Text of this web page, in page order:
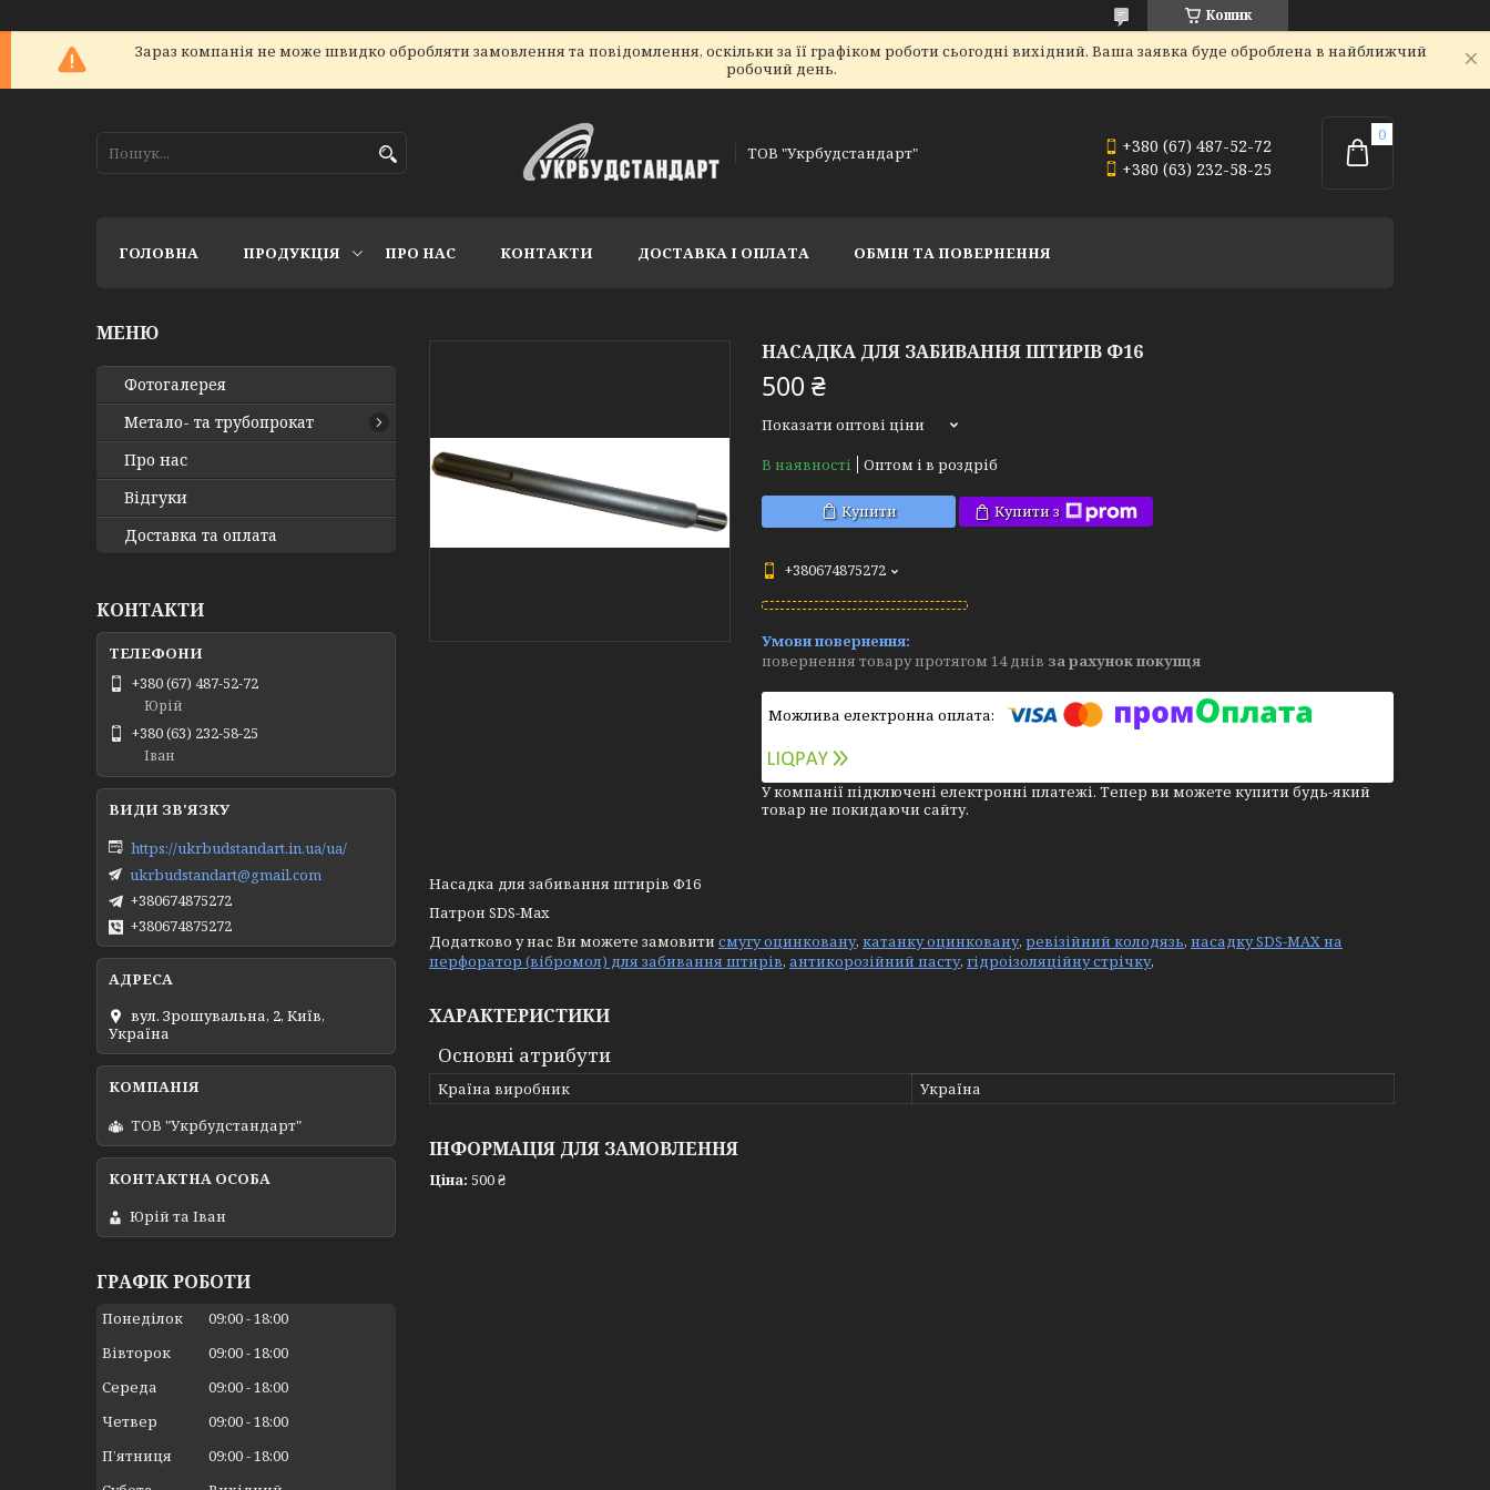
Кошик
Зараз компанія не може швидко обробляти замовлення та повідомлення, оскільки за її графіком роботи сьогодні вихідний. Ваша заявка буде оброблена в найближчий
робочий день.
ТОВ "Укрбудстандарт"
+380 (67) 487-52-72
+380 (63) 232-58-25
ГОЛОВНА ПРОДУКЦІЯ ПРО НАС КОНТАКТИ ДОСТАВКА І ОПЛАТА ОБМІН ТА ПОВЕРНЕННЯ
НАСАДКА ДЛЯ ЗАБИВАННЯ ШТИРІВ Ф16
500 ₴
Показати оптові ціни
В наявності
Оптом і в роздріб
Купити Купити з
+380674875272
повернення товару протягом 14 днів за рахунок покупця
У компанії підключені електронні платежі. Тепер ви можете купити будь-який
товар не покидаючи сайту.
Насадка для забивання штирів Ф16
Патрон SDS-Max
Додатково у нас Ви можете замовити смугу оцинковану, катанку оцинковану, ревізійний колодязь, насадку SDS-MAX на
перфоратор (вібромол) для забивання штирів, антикорозійний пасту, гідроізоляційну стрічку,
ХАРАКТЕРИСТИКИ
Основні атрибути
Країна виробник Україна
ІНФОРМАЦІЯ ДЛЯ ЗАМОВЛЕННЯ
Ціна: 500 ₴
Фотогалерея
Метало- та трубопрокат
Про нас
Відгуки
Доставка та оплата
КОНТАКТИ
+380 (67) 487-52-72
Юрій
+380 (63) 232-58-25
Іван
https://ukrbudstandart.in.ua/ua/
ukrbudstandart@gmail.com
+380674875272
+380674875272
вул. Зрошувальна, 2, Київ,
Україна
ТОВ "Укрбудстандарт"
Юрій та Іван
ГРАФІК РОБОТИ
Понеділок 09:00 18:00
Вівторок
09:00 18:00
Середа
09:00 18:00
Четвер
09:00 18:00
Пʼятниця
09:00 18:00